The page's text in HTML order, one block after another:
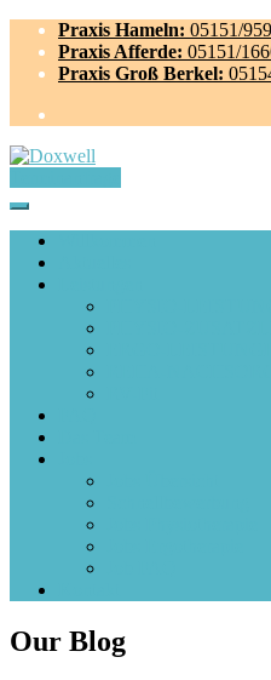
Praxis Hameln: 05151/
Praxis Afferde: 05151/
Praxis Groß Berkel:
Our Blog